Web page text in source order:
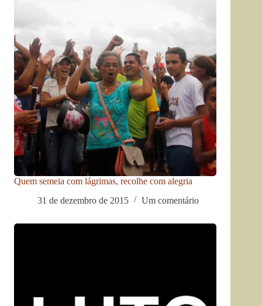
Quem semeia com lágrimas, recolhe com alegria
31 de dezembro de 2015
Um comentário